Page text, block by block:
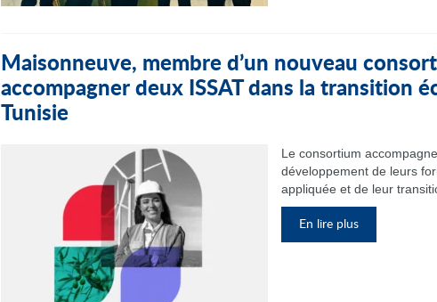
Maisonneuve, membre d’un nouveau
accompagner deux ISSAT dans la transition
Tunisie
Le consortium
développement de leurs
appliquée et de leur
En lire plus